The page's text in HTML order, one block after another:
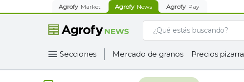
Agrofy Market Agrofy News Agrofy Pay
Secciones Mercado de granos Precios pizarra